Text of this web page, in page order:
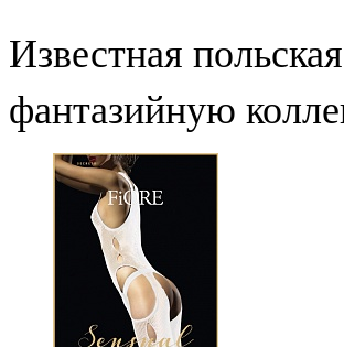
Известная
фантазийную